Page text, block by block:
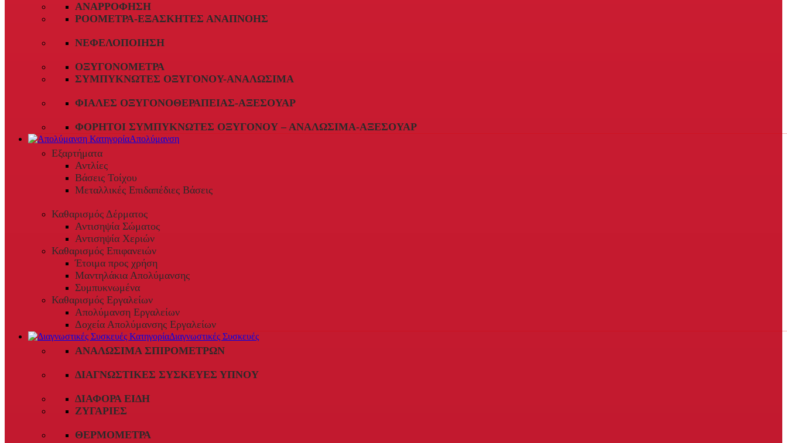
ΑΝΑΡΡΌΦΗΣΗ
ΡΟΌΜΕΤΡΑ-ΕΞΑΣΚΗΤΈΣ ΑΝΑΠΝΟΉΣ
ΝΕΦΕΛΟΠΟΊΗΣΗ
ΟΞΥΓΟΝΌΜΕΤΡΑ
ΣΥΜΠΥΚΝΩΤΈΣ ΟΞΥΓΌΝΟΥ-ΑΝΑΛΏΣΙΜΑ
ΦΙΆΛΕΣ ΟΞΥΓΟΝΟΘΕΡΑΠΕΊΑΣ-ΑΞΕΣΟΥΆΡ
ΦΟΡΗΤΟΊ ΣΥΜΠΥΚΝΩΤΈΣ ΟΞΥΓΌΝΟΥ – ΑΝΑΛΏΣΙΜΑ-ΑΞΕΣΟΥΆΡ
Απολύμανση
Εξαρτήματα
Αντλίες
Βάσεις Τοίχου
Μεταλλικές Επιδαπέδιες Βάσεις
Καθαρισμός Δέρματος
Αντισηψία Σώματος
Αντισηψία Χεριών
Καθαρισμός Επιφανειών
Έτοιμα προς χρήση
Μαντηλάκια Απολύμανσης
Συμπυκνωμένα
Καθαρισμός Εργαλείων
Απολύμανση Εργαλείων
Δοχεία Απολύμανσης Εργαλείων
Διαγνωστικές Συσκευές
ΑΝΑΛΏΣΙΜΑ ΣΠΙΡΟΜΈΤΡΩΝ
ΔΙΑΓΝΩΣΤΙΚΈΣ ΣΥΣΚΕΥΈΣ ΎΠΝΟΥ
ΔΙΆΦΟΡΑ ΕΊΔΗ
ΖΥΓΑΡΙΈΣ
ΘΕΡΜΌΜΕΤΡΑ